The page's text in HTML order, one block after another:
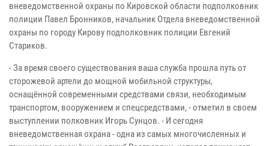
вневедомственной охраны по Кировской области подполковник
полиции Павел Бронников, начальник Отдела вневедомственной
охраны по городу Кирову подполковник полиции Евгений
Стариков.
- За время своего существования ваша служба прошла путь от
сторожевой артели до мощной мобильной структуры,
оснащённой современными средствами связи, необходимым
транспортом, вооружением и спецсредствами, - отметил в своем
выступлении полковник Игорь Сунцов. - И сегодня
вневедомственная охрана - одна из самых многочисленных и